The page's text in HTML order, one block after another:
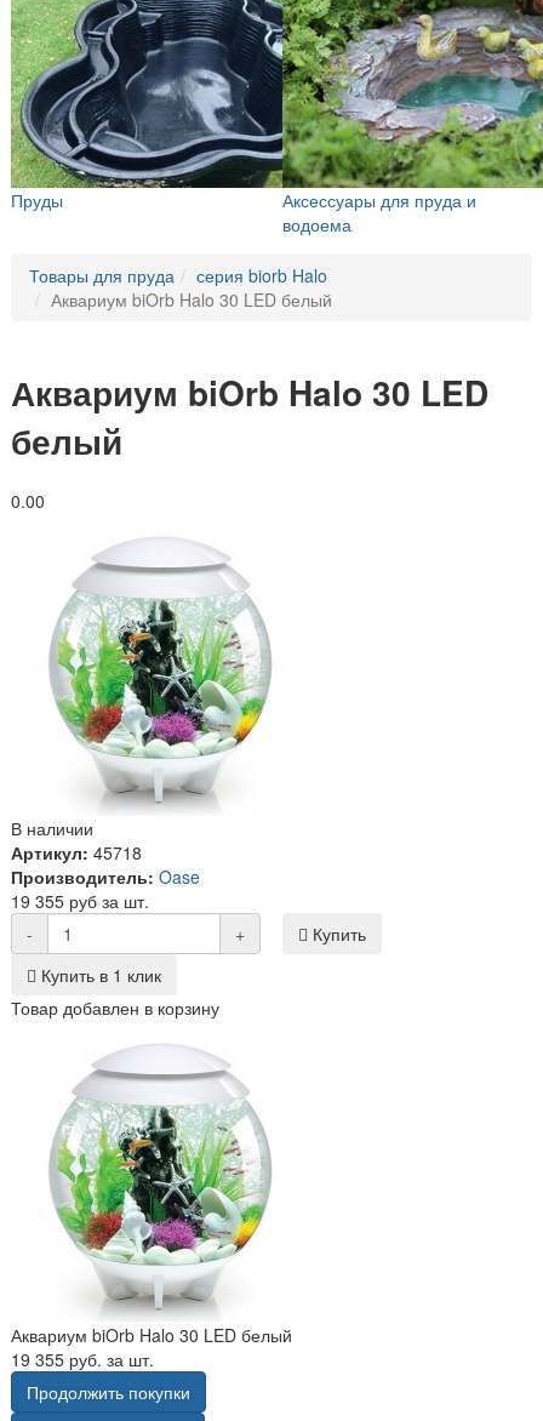
Пруды
Аксессуары для пруда и
водоема
Товары для пруда
серия biorb Halo
Аквариум biOrb Halo 30 LED белый
Аквариум biOrb Halo 30 LED
белый
0.00
В наличии
Артикул: 45718
Производитель: Oase
19 355 руб за шт.
-
+
Купить
Купить в 1 клик
Товар добавлен в корзину
Аквариум biOrb Halo 30 LED белый
19 355 руб. за шт.
Продолжить покупки